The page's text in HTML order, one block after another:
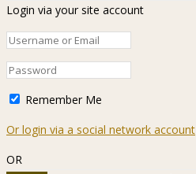
Login via your site account
Remember Me
Or login via a social network account
OR